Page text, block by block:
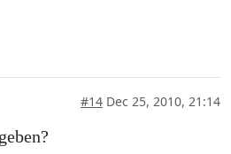
#14 Dec 25, 2010, 21:14